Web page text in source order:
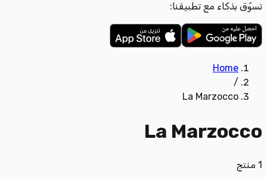
تسوّق بذكاء مع تطبيقنا:
Home
/
La Marzocco
La Marzocco
1 منتج